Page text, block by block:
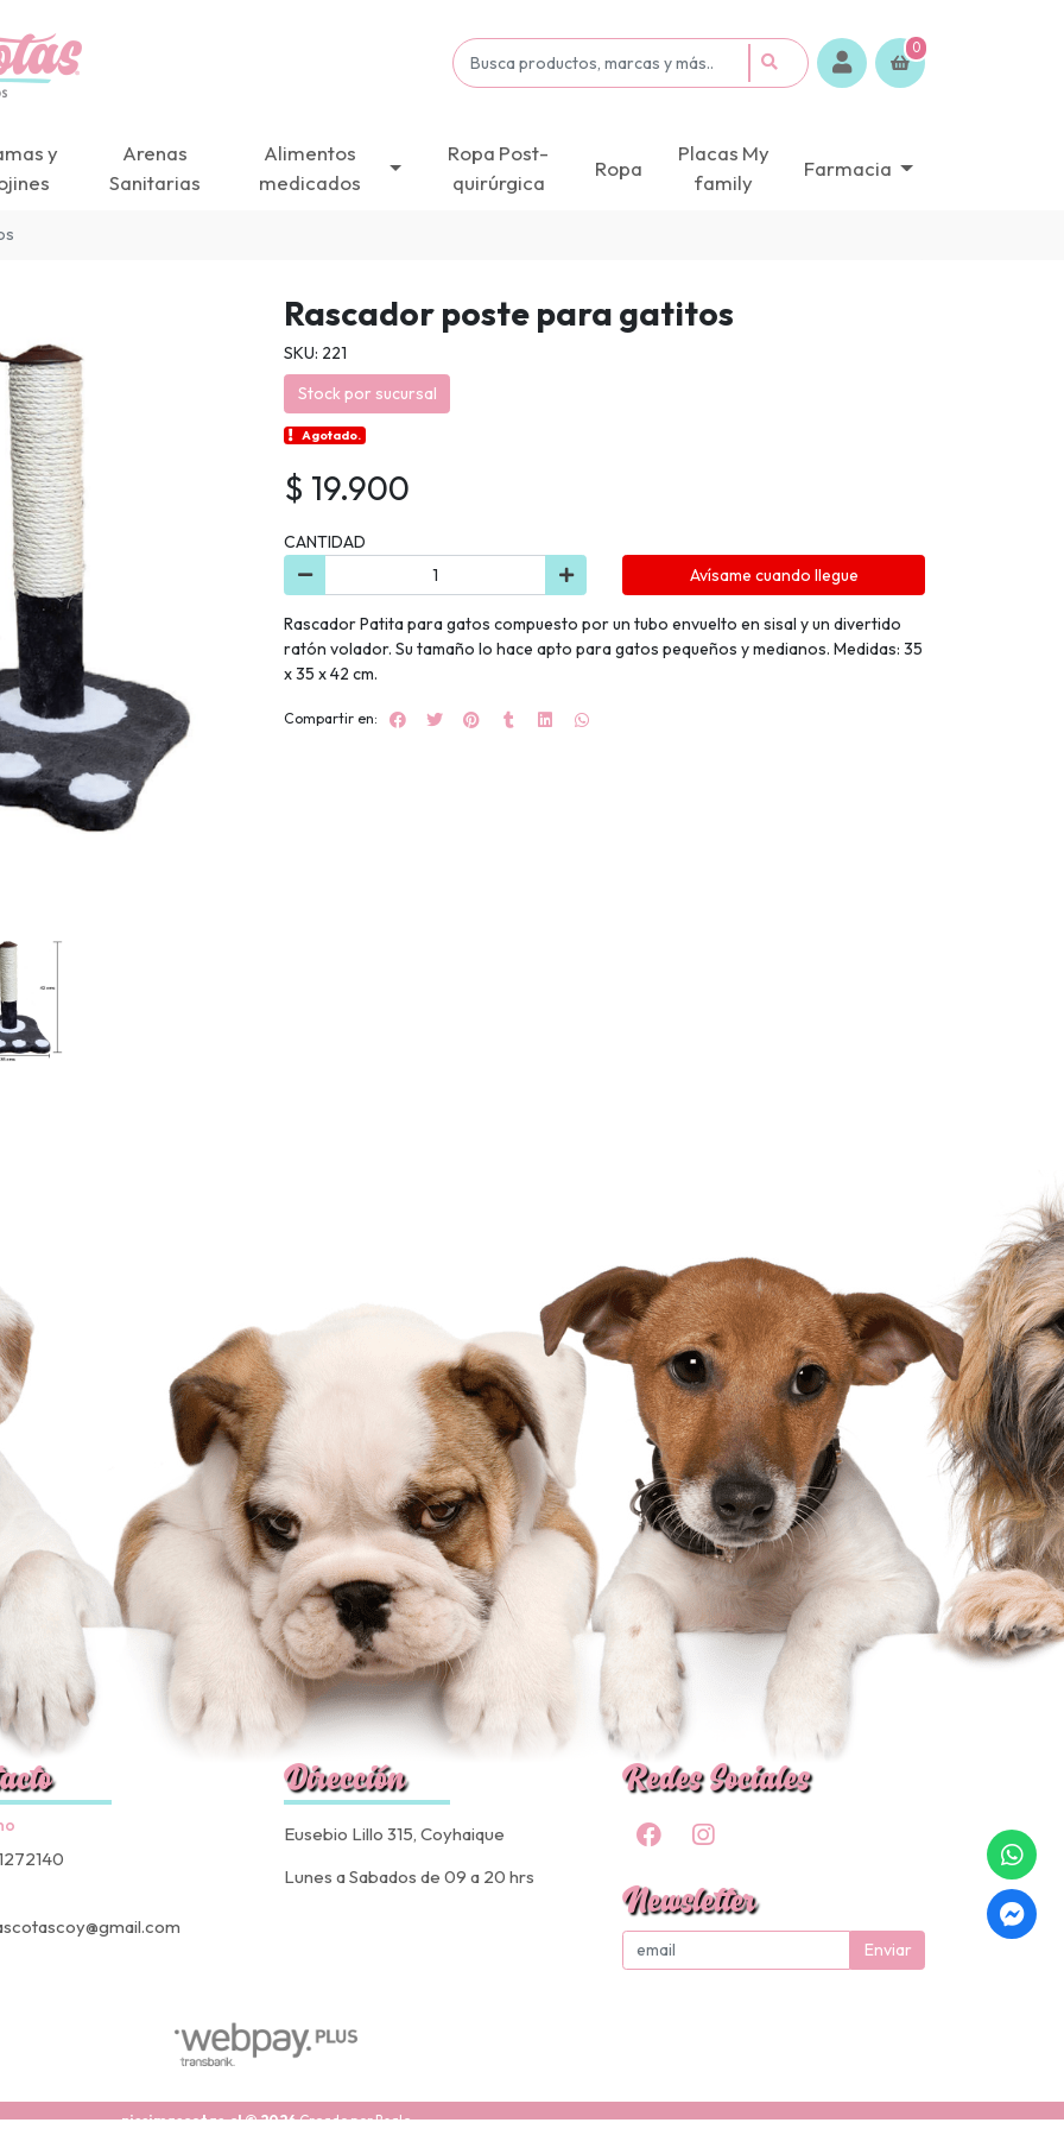
0
y
Arenas
Sanitarias
Alimentos
medicados
Ropa Post-
quirúrgica
Ropa
Placas My
family
Farmacia
Rascador poste para gatitos
SKU: 221
Stock por sucursal
Agotado.
$ 19.900
CANTIDAD
Avísame cuando llegue
Rascador Patita para gatos compuesto por un tubo envuelto en sisal y un divertido
ratón volador. Su tamaño lo hace apto para gatos pequeños y medianos. Medidas: 35
x 35 x 42 cm.
Compartir en:
Dirección
Eusebio Lillo 315, Coyhaique
Lunes a Sabados de 09 a 20 hrs
Redes Sociales
Newsletter
Enviar
nissimascotas.cl © 2026Creado porBsale